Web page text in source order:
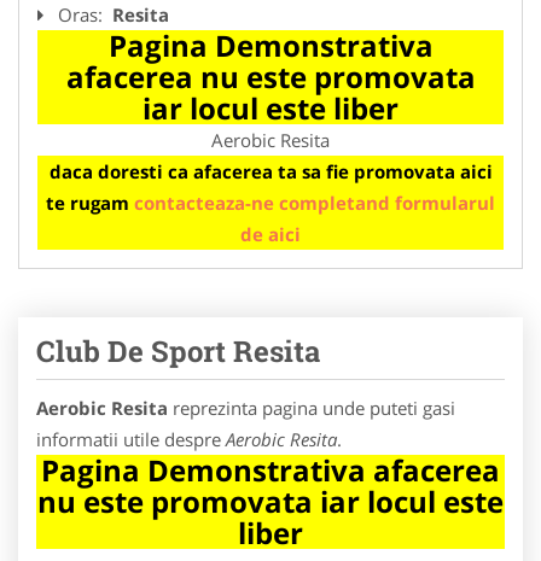
Oras: Resita
Pagina Demonstrativa
afacerea nu este promovata
iar locul este liber
Aerobic Resita
daca doresti ca afacerea ta sa fie promovata aici
te rugam contacteaza-ne completand formularul
de aici
Club De Sport Resita
Aerobic Resita reprezinta pagina unde puteti gasi
informatii utile despre Aerobic Resita.
Pagina Demonstrativa afacerea
nu este promovata iar locul este
liber